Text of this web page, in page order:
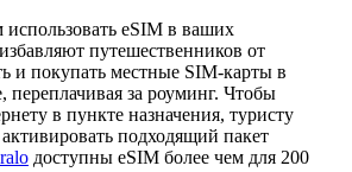
eSIM в ваших
путешественников от
и покупать местные SIM-карты в
переплачивая за роуминг. Чтобы
в пункте назначения, туристу
подходящий пакет
доступны eSIM более чем для 200